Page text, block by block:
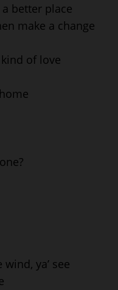
better place
make a change
of love
ya’ see